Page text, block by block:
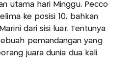
utama hari Minggu, Pecco
ke posisi 10, bahkan
dari sisi luar. Tentunya
pemandangan yang
juara dunia dua kali.